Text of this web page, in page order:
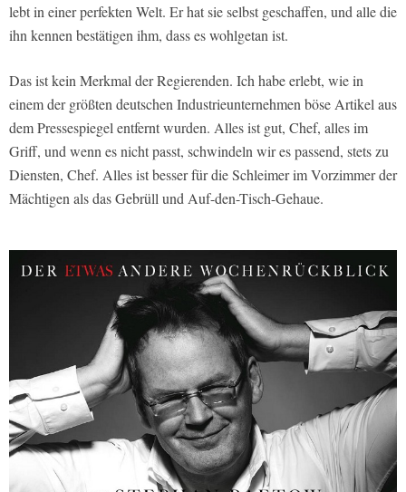
lebt in einer perfekten Welt. Er hat sie selbst geschaffen, und alle die
ihn kennen bestätigen ihm, dass es wohlgetan ist.
Das ist kein Merkmal der Regierenden. Ich habe erlebt, wie in
einem der größten deutschen Industrieunternehmen böse Artikel aus
dem Pressespiegel entfernt wurden. Alles ist gut, Chef, alles im
Griff, und wenn es nicht passt, schwindeln wir es passend, stets zu
Diensten, Chef. Alles ist besser für die Schleimer im Vorzimmer der
Mächtigen als das Gebrüll und Auf-den-Tisch-Gehaue.